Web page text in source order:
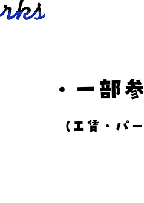
・一部
（工賃・パ
修理 ５